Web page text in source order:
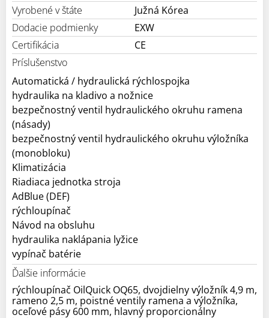
Vyrobené v štáte
Južná Kórea
Dodacie podmienky
EXW
Certifikácia
CE
Príslušenstvo
Automatická / hydraulická rýchlospojka
hydraulika na kladivo a nožnice
bezpečnostný ventil hydraulického okruhu ramena
(násady)
bezpečnostný ventil hydraulického okruhu výložníka
(monobloku)
Klimatizácia
Riadiaca jednotka stroja
AdBlue (DEF)
rýchloupínač
Návod na obsluhu
hydraulika naklápania lyžice
vypínač batérie
Ďalšie informácie
rýchloupínač OilQuick OQ65, dvojdielny výložník 4,9 m,
rameno 2,5 m, poistné ventily ramena a výložníka,
oceľové pásy 600 mm, hlavný proporcionálny